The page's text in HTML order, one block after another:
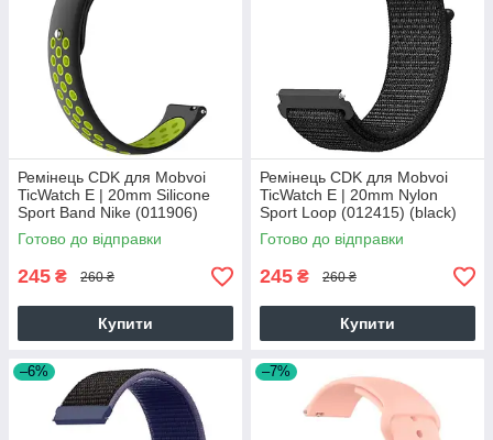
Ремінець CDK для Mobvoi
TicWatch E | 20mm Silicone
Sport Band Nike (011906)
(black / green)
Готово до відправки
245 ₴ 260 ₴
Купити
Ремінець CDK для Mobvoi
TicWatch E | 20mm Nylon
Sport Loop (012415) (black)
Готово до відправки
245 ₴ 260 ₴
Купити
–6% –7%